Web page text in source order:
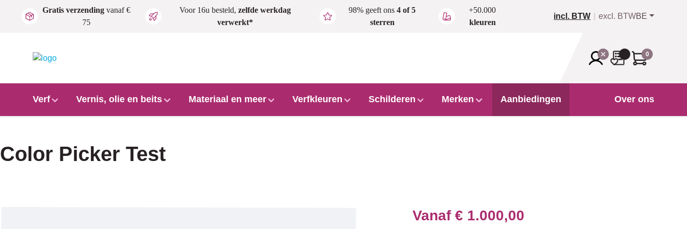
Ga naar de hoofdinhoud
Gratis verzendingvanaf €
75
Voor 16u besteld,zelfde werkdag
verwerkt*
98% geeft ons4 of 5
sterren
+50.000
kleuren
incl. BTW excl. BTWBE
0
Verf Vernis, olie en beits Materiaal en meer Verfkleuren Schilderen Merken Aanbiedingen Over ons
Color Picker Test
Vanaf€ 1.000,00